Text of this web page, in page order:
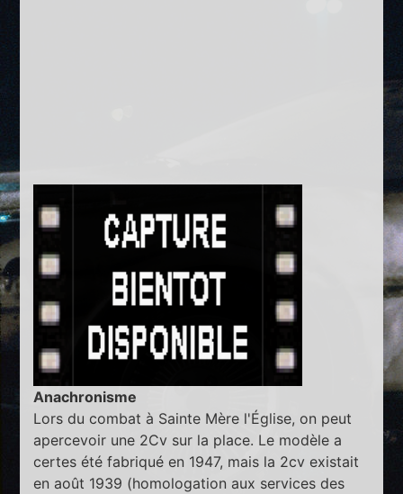
Anachronisme
Lors du combat à Sainte Mère l'Église, on peut
apercevoir une 2Cv sur la place. Le modèle a
certes été fabriqué en 1947, mais la 2cv existait
en août 1939 (homologation aux services des